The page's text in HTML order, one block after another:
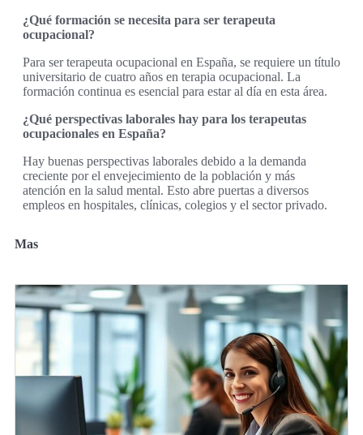
¿Qué formación se necesita para ser terapeuta
ocupacional?
Para ser terapeuta ocupacional en España, se requiere un título
universitario de cuatro años en terapia ocupacional. La
formación continua es esencial para estar al día en esta área.
¿Qué perspectivas laborales hay para los terapeutas
ocupacionales en España?
Hay buenas perspectivas laborales debido a la demanda
creciente por el envejecimiento de la población y más
atención en la salud mental. Esto abre puertas a diversos
empleos en hospitales, clínicas, colegios y el sector privado.
Mas